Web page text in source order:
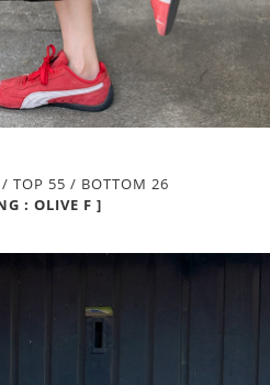
TOP 55 / BOTTOM 26
: OLIVE F ]